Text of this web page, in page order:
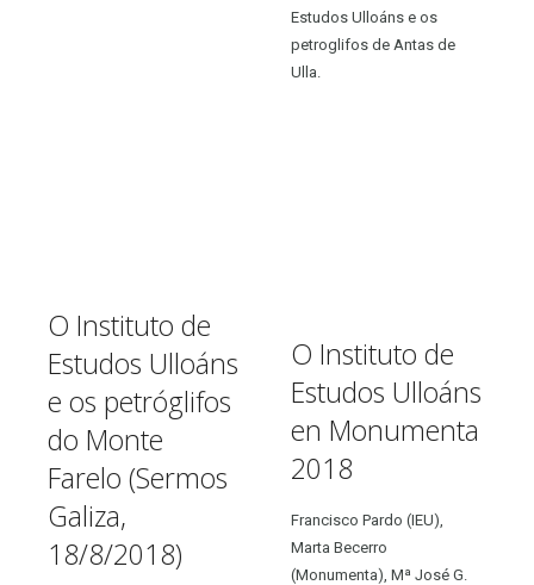
Estudos Ulloáns e os
petroglifos de Antas de
Ulla.
O Instituto de
Estudos Ulloáns
e os petróglifos
do Monte
Farelo (Sermos
Galiza,
18/8/2018)
O Instituto de
Estudos Ulloáns
en Monumenta
2018
Francisco Pardo (IEU),
Marta Becerro
(Monumenta), Mª José G.